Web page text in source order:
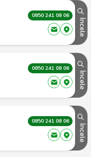
0850 241 08 06
İncele
0850 241 08 06
İncele
0850 241 08 06
İncele